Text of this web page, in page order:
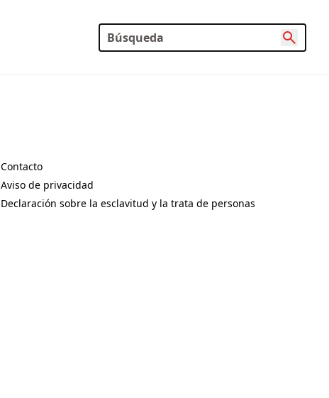
Contacto
(Opens in a new tab)
Aviso de privacidad
(Opens in a new tab)
Declaración sobre la esclavitud y la trata de personas
(Opens in a new tab)